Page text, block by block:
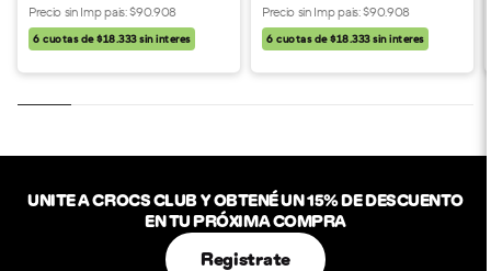
Precio sin Imp pais:$90.908
6 cuotas de $18.333 sin interes
Precio sin Imp pais:$90.908
6 cuotas de $18.333 sin interes
UNITE A CROCS CLUB Y OBTENÉ UN 15% DE DESCUENTO
EN TU PRÓXIMA COMPRA
Registrate